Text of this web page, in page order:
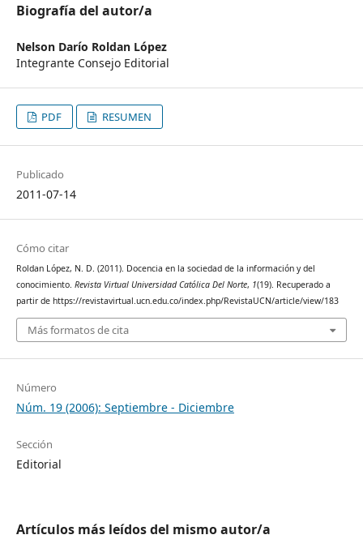
Biografía del autor/a
Nelson Darío Roldan López
Integrante Consejo Editorial
PDF RESUMEN
Publicado
2011-07-14
Cómo citar
Roldan López, N. D. (2011). Docencia en la sociedad de la información y del
conocimiento. Revista Virtual Universidad Católica Del Norte, 1(19). Recuperado a
partir de https://revistavirtual.ucn.edu.co/index.php/RevistaUCN/article/view/183
Más formatos de cita
Número
Núm. 19 (2006): Septiembre - Diciembre
Sección
Editorial
Artículos más leídos del mismo autor/a